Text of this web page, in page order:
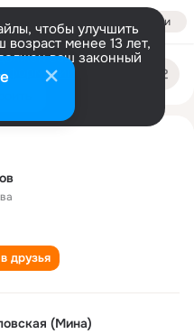
Войти
чтобы улучшить
возраст менее 13 лет,
ваш законный
друзья
(Мина)